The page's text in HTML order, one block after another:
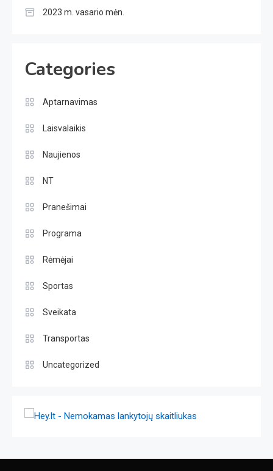
2023 m. vasario mėn.
Categories
Aptarnavimas
Laisvalaikis
Naujienos
NT
Pranešimai
Programa
Rėmėjai
Sportas
Sveikata
Transportas
Uncategorized